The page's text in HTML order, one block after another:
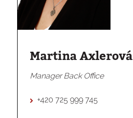
Martina Axlerová
Manager Back Office
+420 725 999 745